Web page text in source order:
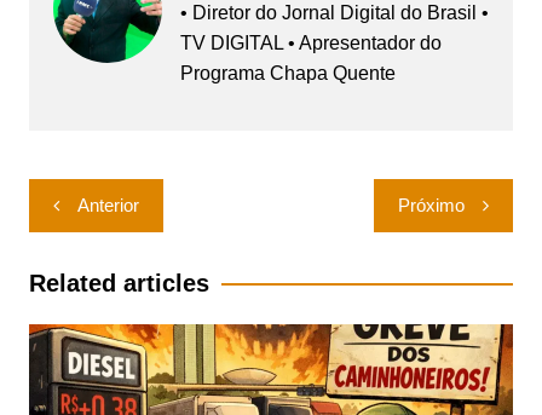
• Diretor do Jornal Digital do Brasil •
TV DIGITAL • Apresentador do
Programa Chapa Quente
Navegação
de
Post
Anterior Próximo
Related articles